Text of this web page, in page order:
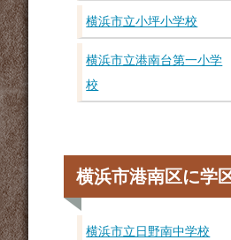
横浜市立小坪小学校
横浜市立港南台第一小学
校
横浜市港南区に学
横浜市立日野南中学校